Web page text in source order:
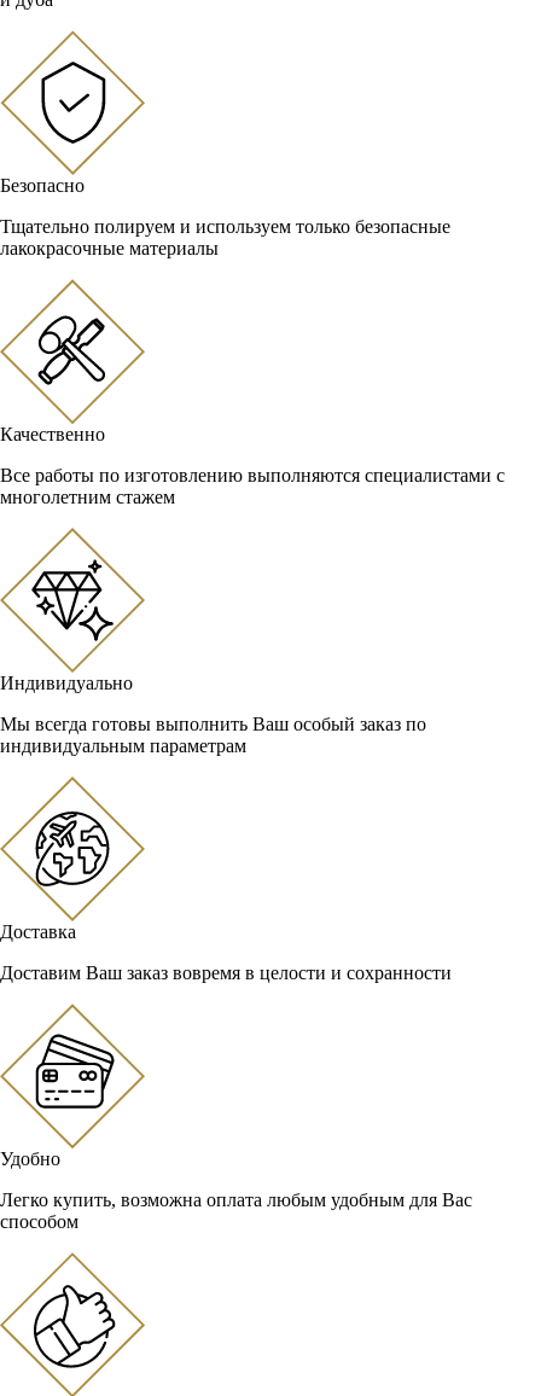
Безопасно
Тщательно полируем и используем только безопасные
лакокрасочные материалы
Качественно
Все работы по изготовлению выполняются специалистами с
многолетним стажем
Индивидуально
Мы всегда готовы выполнить Ваш особый заказ по
индивидуальным параметрам
Доставка
Доставим Ваш заказ вовремя в целости и сохранности
Удобно
Легко купить, возможна оплата любым удобным для Вас
способом